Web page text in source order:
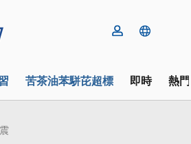
苦茶油苯駢芘超標 即時 熱